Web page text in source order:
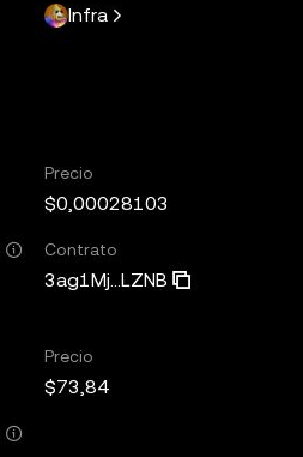
Infra
Precio
$0,00028103
Contrato
3ag1Mj...LZNB
Precio
$73,84